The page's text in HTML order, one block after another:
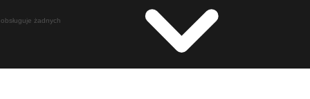
Pociąg Seul - Pusan
żadnych